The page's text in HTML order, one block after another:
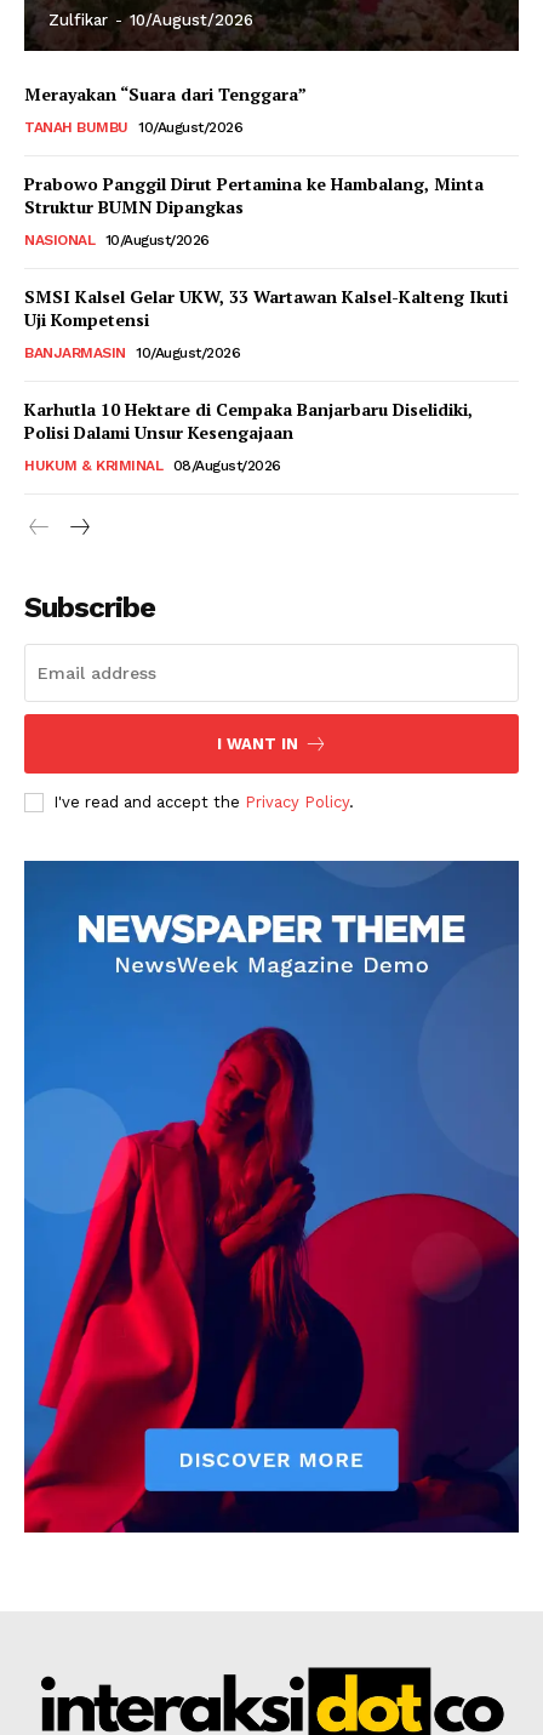
Zulfikar - 10/August/2026
Merayakan “Suara dari Tenggara”
TANAH BUMBU 10/August/2026
Prabowo Panggil Dirut Pertamina ke Hambalang, Minta
Struktur BUMN Dipangkas
NASIONAL 10/August/2026
SMSI Kalsel Gelar UKW, 33 Wartawan Kalsel-Kalteng Ikuti
Uji Kompetensi
BANJARMASIN 10/August/2026
Karhutla 10 Hektare di Cempaka Banjarbaru Diselidiki,
Polisi Dalami Unsur Kesengajaan
HUKUM & KRIMINAL 08/August/2026
Subscribe
I WANT IN
I've read and accept the Privacy Policy.